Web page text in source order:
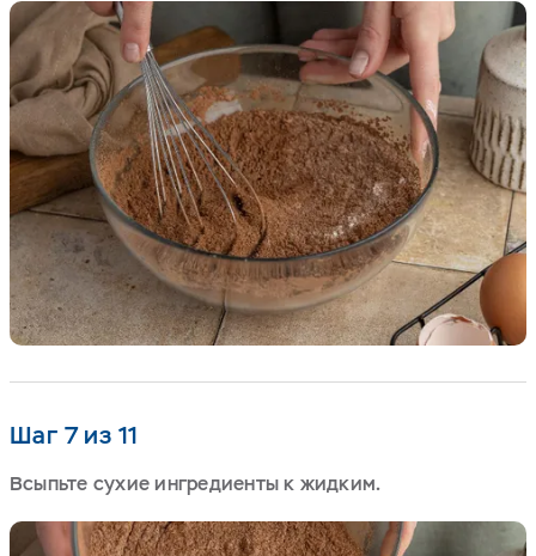
Шаг 7 из 11
Всыпьте сухие ингредиенты к жидким.